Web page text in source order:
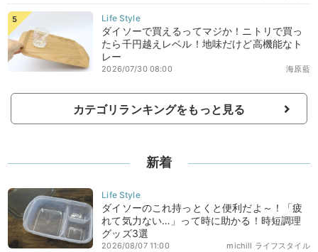
ダイソーで買えるってマジか！ニトリで買っ
たら千円越えレベル！地味だけど高機能なト
レー
海原藍
2026/07/30 08:00
カテゴリランキングをもっと見る
新着
ダイソーのこれ持っとくと便利だよ～！「疲
れて気力ない…」って時に助かる！時短調理
グッズ3選
michill ライフスタイル
2026/08/07 11:00